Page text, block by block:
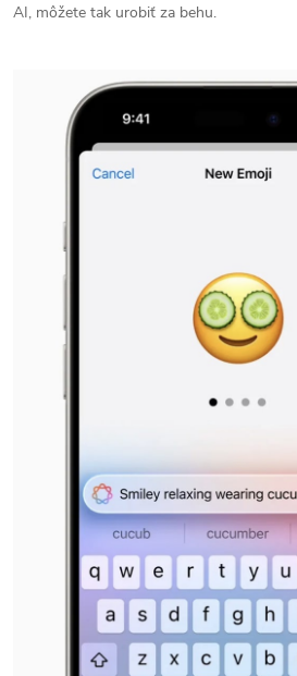
AI, môžete tak urobiť za behu.